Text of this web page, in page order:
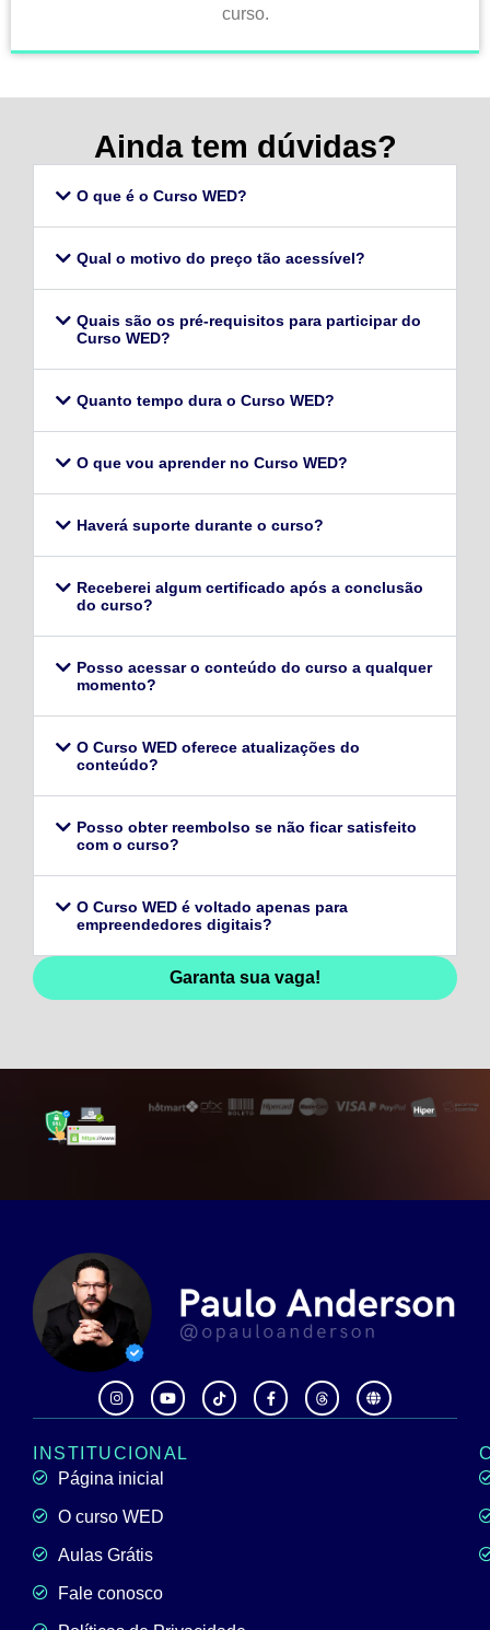
curso.
Ainda tem dúvidas?
O que é o Curso WED?
Qual o motivo do preço tão acessível?
Quais são os pré-requisitos para participar do
Curso WED?
Quanto tempo dura o Curso WED?
O que vou aprender no Curso WED?
Haverá suporte durante o curso?
Receberei algum certificado após a conclusão
do curso?
Posso acessar o conteúdo do curso a qualquer
momento?
O Curso WED oferece atualizações do
conteúdo?
Posso obter reembolso se não ficar satisfeito
com o curso?
O Curso WED é voltado apenas para
empreendedores digitais?
Garanta sua vaga!
INSTITUCIONAL
Página inicial
O curso WED
Aulas Grátis
Fale conosco